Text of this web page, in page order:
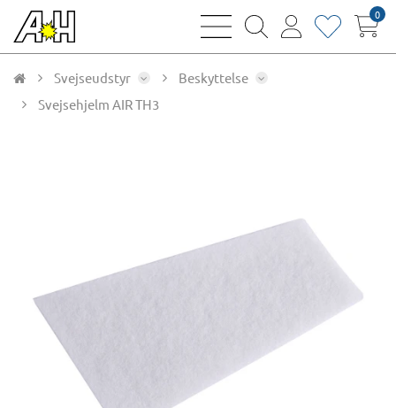
bars
magnifying
user
heart0
Svejseudstyr
Beskyttelse
Svejsehjelm AIR TH3